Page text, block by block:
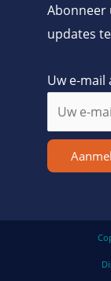
Abonneer
updates
Uw e-mail